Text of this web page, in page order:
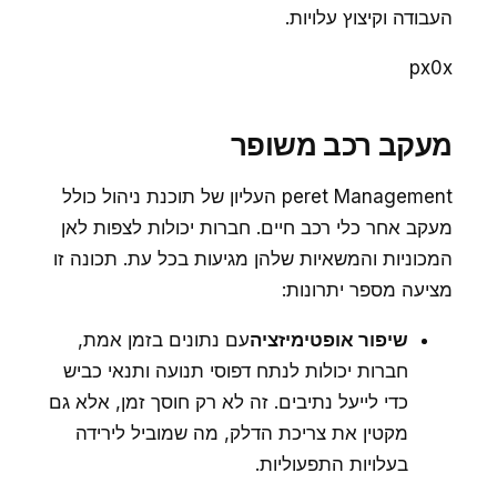
העבודה וקיצוץ עלויות.
px0x
מעקב רכב משופר
peret Management העליון של תוכנת ניהול כולל
מעקב אחר כלי רכב חיים. חברות יכולות לצפות לאן
המכוניות והמשאיות שלהן מגיעות בכל עת. תכונה זו
מציעה מספר יתרונות:
שיפור אופטימיזציהעם נתונים בזמן אמת,
חברות יכולות לנתח דפוסי תנועה ותנאי כביש
כדי לייעל נתיבים. זה לא רק חוסך זמן, אלא גם
מקטין את צריכת הדלק, מה שמוביל לירידה
בעלויות התפעוליות.